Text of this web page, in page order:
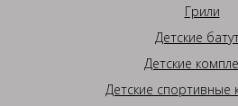
Грили
Детские
Детские
Детские спортивные